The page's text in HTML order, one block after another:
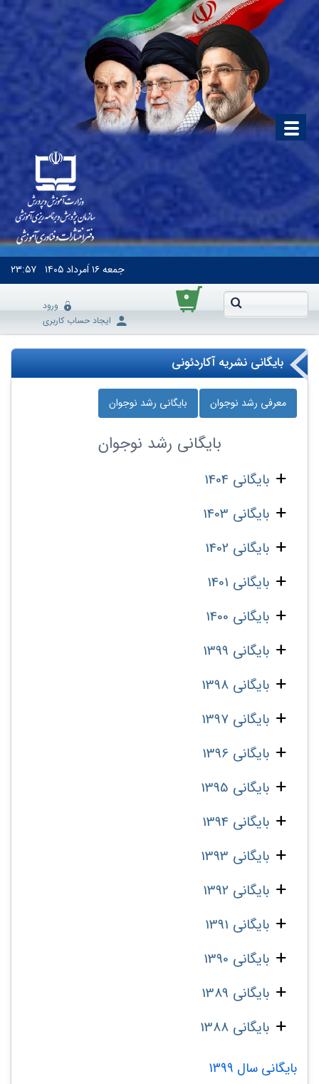
جمعه۱۶ اَمرداد ۱۴۰۵ ۲۳:۵۷
۰
ورود
ایجاد حساب کاربری
بایگانی نشریه آکاردئونی
معرفی رشد نوجوان بایگانی رشد نوجوان
بایگانی رشد نوجوان
بایگانی 1404
بایگانی 1403
بایگانی 1402
بایگانی 1401
بایگانی 1400
بایگانی 1399
بایگانی 1398
بایگانی 1397
بایگانی 1396
بایگانی 1395
بایگانی 1394
بایگانی 1393
بایگانی 1392
بایگانی 1391
بایگانی 1390
بایگانی 1389
بایگانی 1388
بایگانی سال 1399